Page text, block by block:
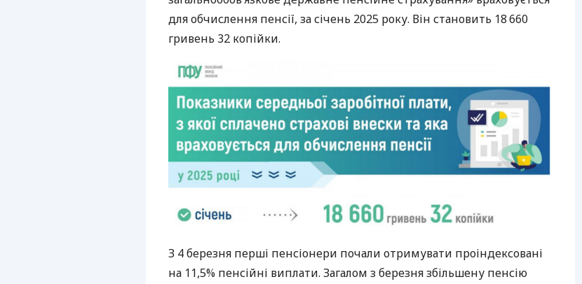
для обчислення пенсії, за січень 2025 року. Він становить 18 660
гривень 32 копійки.
З 4 березня перші пенсіонери почали отримувати проіндексовані
на 11,5% пенсійні виплати. Загалом з березня збільшену пенсію